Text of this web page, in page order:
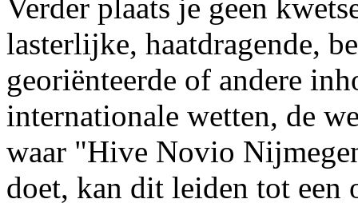
Verder plaats je geen
lasterlijke, haatdragende,
georiënteerde of andere
internationale wetten, de
waar "Hive Novio
doet, kan dit leiden tot een